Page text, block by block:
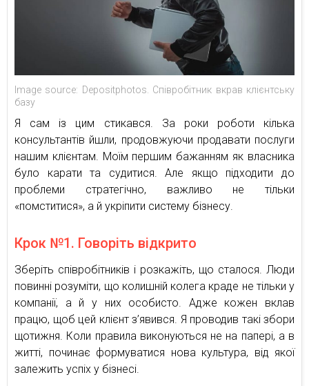
Image source: Depositphotos. Cпівробітник вкрав клієнтську
базу
Я сам із цим стикався. За роки роботи кілька
консультантів йшли, продовжуючи продавати послуги
нашим клієнтам. Моїм першим бажанням як власника
було карати та судитися. Але якщо підходити до
проблеми стратегічно, важливо не тільки
«помститися», а й укріпити систему бізнесу.
Крок №1. Говоріть відкрито
Зберіть співробітників і розкажіть, що сталося. Люди
повинні розуміти, що колишній колега краде не тільки у
компанії, а й у них особисто. Адже кожен вклав
працю, щоб цей клієнт з’явився. Я проводив такі збори
щотижня. Коли правила виконуються не на папері, а в
житті, починає формуватися нова культура, від якої
залежить успіх у бізнесі.